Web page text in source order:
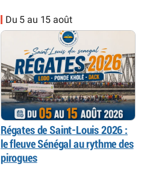
Du 5 au 15 août
Régates de Saint-Louis 2026 :
le fleuve Sénégal au rythme des
pirogues